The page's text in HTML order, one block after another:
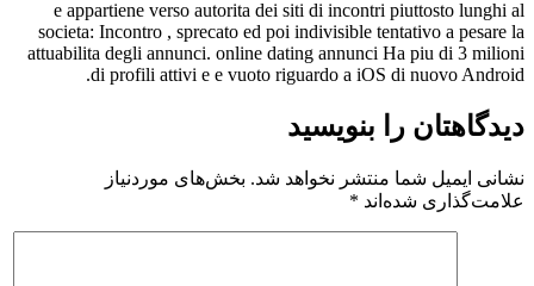
e appartiene verso autorita dei siti di incontri piuttosto lunghi al
societa: Incontro , sprecato ed poi indivisible tentativo a pesare la
attuabilita degli annunci. online dating annunci Ha piu di 3 milioni
di profili attivi e e vuoto riguardo a iOS di nuovo Android.
دیدگاهتان را بنویسید
نشانی ایمیل شما منتشر نخواهد شد. بخش‌های موردنیاز
علامت‌گذاری شده‌اند *